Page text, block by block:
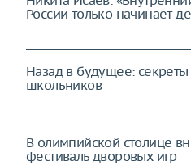
России только начинает
Назад в будущее: секреты
школьников
В олимпийской столице
фестиваль дворовых игр